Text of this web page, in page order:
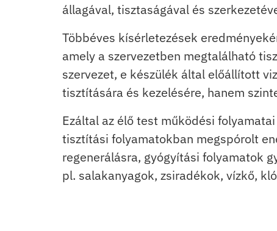
állagával, tisztaságával és
Többéves kísérletezések
amely a szervezetben megtalálható
szervezet, e készülék által előállított
tisztítására és kezelésére, hanem
Ezáltal az élő test működési
tisztítási folyamatokban megspórolt
regenerálásra, gyógyítási folyamatok
pl. salakanyagok, zsiradékok, vízkő,